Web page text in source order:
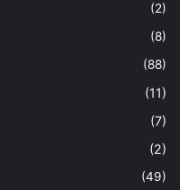
(2)
(8)
(88)
(11)
(7)
(2)
(49)